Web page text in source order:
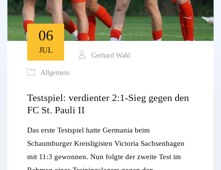
06
JUL
Gerhard Wahl
Allgemein
Testspiel: verdienter 2:1-Sieg gegen den
FC St. Pauli II
Das erste Testspiel hatte Germania beim
Schaumburger Kreisligisten Victoria Sachsenhagen
mit 11:3 gewonnen. Nun folgte der zweite Test im